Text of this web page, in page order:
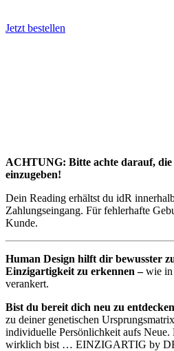
Jetzt bestellen
ACHTUNG: Bitte achte darauf,
einzugeben!
Dein Reading erhältst du idR
Zahlungseingang. Für fehlerhafte
Kunde.
Human Design hilft dir bewusster
Einzigartigkeit zu erkennen –wie in
verankert.
Bist du bereit dich neu zu entdecken
zu deiner genetischen
individuelle Persönlichkeit aufs Neue.
wirklich bist … EINZIGARTIG by